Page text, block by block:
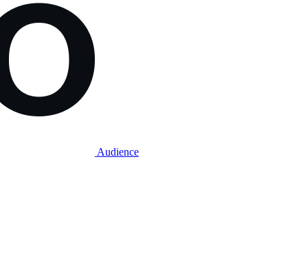
Audience